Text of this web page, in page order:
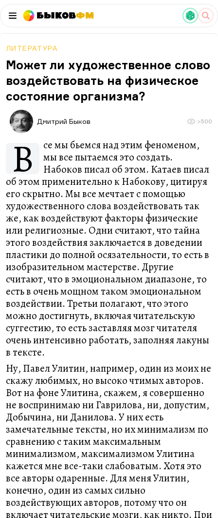
БыковФМ
ЛИТЕРАТУРА
Может ли художественное слово
воздействовать на физическое
состояние организма?
Дмитрий Быков >500
В
се мы бьемся над этим феноменом,
мы все пытаемся это создать.
Набоков писал об этом. Катаев писал
об этом применительно к Набокову, цитируя
его скрытно. Мы все мечтает с помощью
художественного слова воздействовать так
же, как воздействуют факторы физические
или религиозные. Одни считают, что тайна
этого воздействия заключается в доведении
пластики до полной осязательности, то есть в
изобразительном мастерстве. Другие
считают, что в эмоциональном диапазоне, то
есть в очень мощном таком эмоциональном
воздействии. Третьи полагают, что этого
можно достигнуть, включая читательскую
суггестию, то есть заставляя мозг читателя
очень интенсивно работать, заполняя лакуны
в тексте.
Ну, Павел Улитин, например, один из моих не
скажу любимых, но высоко чтимых авторов.
Вот на фоне Улитина, скажем, я совершенно
не воспринимаю ни Гаврилова, ни, допустим,
Добычина, ни Данилова. У них есть
замечательные тексты, но их минимализм по
сравнению с таким максимальным
минимализмом, максимализмом Улитина
кажется мне все-таки слабоватым. Хотя это
все авторы одаренные. Для меня Улитин,
конечно, один из самых сильно
воздействующих авторов, потому что он
включает читательские мозги, как никто. При